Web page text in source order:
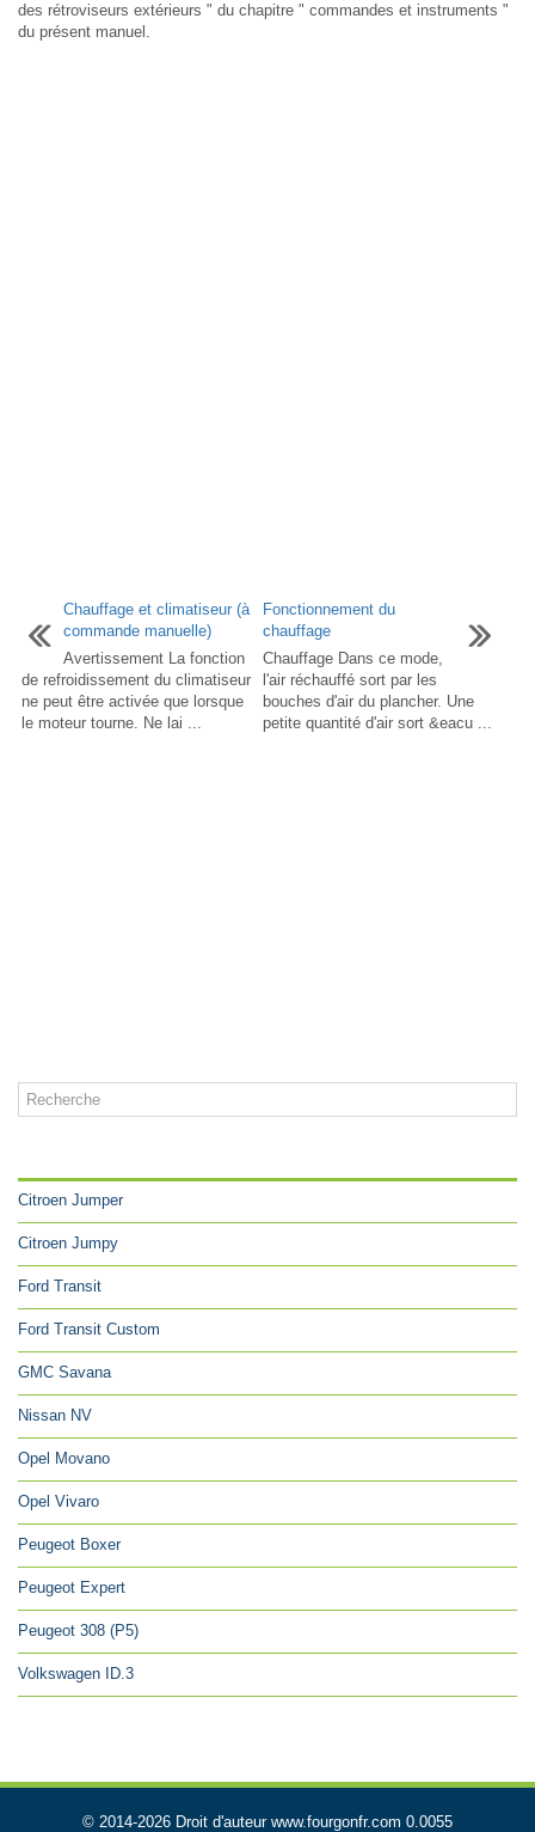
des rétroviseurs extérieurs " du chapitre " commandes et instruments "
du présent manuel.
Chauffage et climatiseur (à
commande manuelle)
Avertissement La fonction
de refroidissement du climatiseur
ne peut être activée que lorsque
le moteur tourne. Ne lai ...
Fonctionnement du
chauffage
Chauffage Dans ce mode,
l'air réchauffé sort par les
bouches d'air du plancher. Une
petite quantité d'air sort &eacu ...
Citroen Jumper
Citroen Jumpy
Ford Transit
Ford Transit Custom
GMC Savana
Nissan NV
Opel Movano
Opel Vivaro
Peugeot Boxer
Peugeot Expert
Peugeot 308 (P5)
Volkswagen ID.3
© 2014-2026 Droit d'auteur www.fourgonfr.com 0.0055